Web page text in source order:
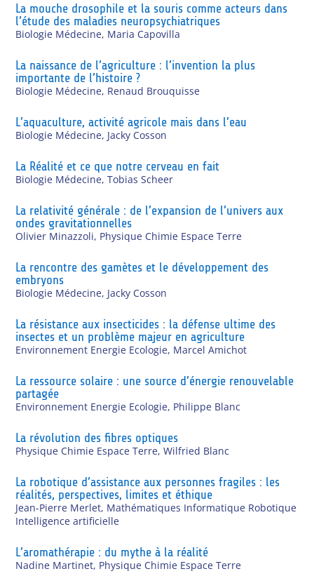
La mouche drosophile et la souris comme acteurs dans
l’étude des maladies neuropsychiatriques
Biologie Médecine, Maria Capovilla
La naissance de l’agriculture : l’invention la plus
importante de l’histoire ?
Biologie Médecine, Renaud Brouquisse
L’aquaculture, activité agricole mais dans l’eau
Biologie Médecine, Jacky Cosson
La Réalité et ce que notre cerveau en fait
Biologie Médecine,Tobias Scheer
La relativité générale : de l’expansion de l’univers aux
ondes gravitationnelles
Olivier Minazzoli, Physique Chimie Espace Terre
La rencontre des gamètes et le développement des
embryons
Biologie Médecine, Jacky Cosson
La résistance aux insecticides : la défense ultime des
insectes et un problème majeur en agriculture
Environnement Energie Ecologie, Marcel Amichot
La ressource solaire : une source d’énergie renouvelable
partagée
Environnement Energie Ecologie, Philippe Blanc
La révolution des fibres optiques
Physique Chimie Espace Terre,Wilfried Blanc
La robotique d’assistance aux personnes fragiles : les
réalités, perspectives, limites et éthique
Jean-Pierre Merlet, Mathématiques Informatique Robotique
Intelligence artificielle
L’aromathérapie : du mythe à la réalité
Nadine Martinet, Physique Chimie Espace Terre